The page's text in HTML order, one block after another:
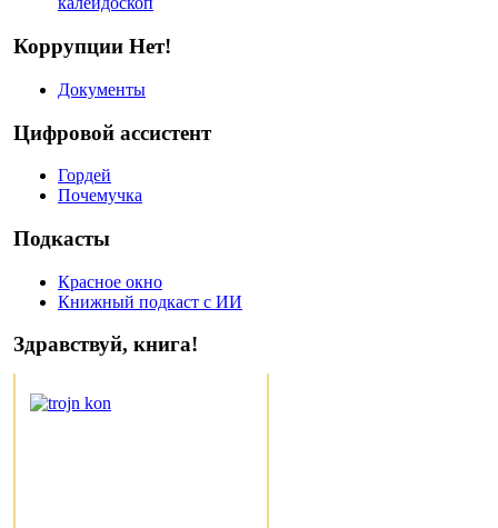
Коррупции Нет!
Документы
Цифровой ассистент
Гордей
Почемучка
Подкасты
Красное окно
Книжный подкаст с ИИ
Здравствуй, книга!